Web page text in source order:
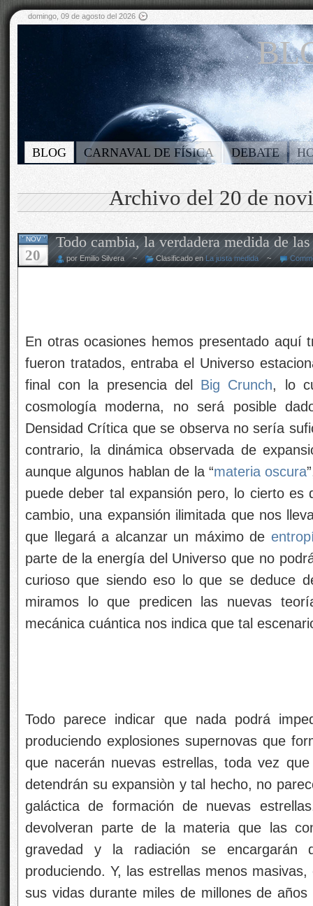
domingo, 09 de agosto del 2026
BLOG CARNAVAL DE FÍSICA DEBATE
Archivo del 20 de
NOV
20
Todo cambia, la verdadera medida de
por Emilio Silvera ~ Clasificado en La justa medida ~
En otras ocasiones hemos presentado aquí
fueron tratados, entraba el Universo
final con la presencia del Big Crunch, lo
cosmología moderna, no será posible
Densidad Crítica que se observa no sería
contrario, la dinámica observada de
aunque algunos hablan de la “materia oscura
puede deber tal expansión pero, lo cierto
cambio, una expansión ilimitada que nos
que llegará a alcanzar un máximo de
parte de la energía del Universo que no
curioso que siendo eso lo que se deduce
miramos lo que predicen las nuevas
mecánica cuántica nos indica que tal
Todo parece indicar que nada podrá
produciendo explosiones supernovas que
que nacerán nuevas estrellas, toda vez
detendrán su expansiòn y tal hecho, no
galáctica de formación de nuevas
devolveran parte de la materia que las
gravedad y la radiación se encargarán
produciendo. Y, las estrellas menos
sus vidas durante miles de millones de